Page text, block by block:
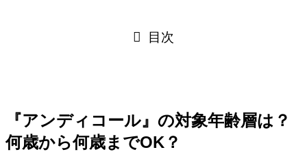
目次
『アンディコール』の対象年齢層は？
何歳から何歳までOK？